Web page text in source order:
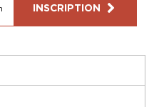
INSCRIPTION